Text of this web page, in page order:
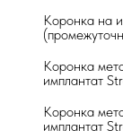
Местная
Коронка
имплантат
Коронка
имплантат
Коронка на